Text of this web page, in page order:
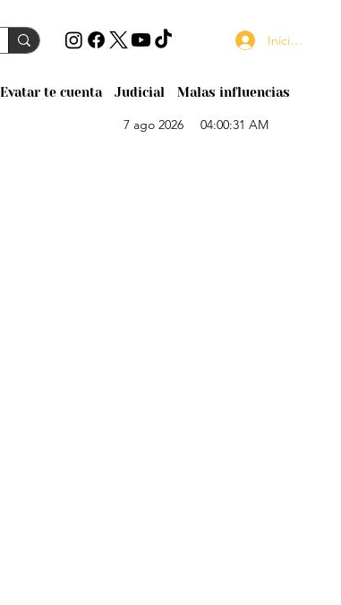
Evatar te cuenta Judicial Malas influencias
Iniciar sesión
7 ago 2026 04:00:31 AM